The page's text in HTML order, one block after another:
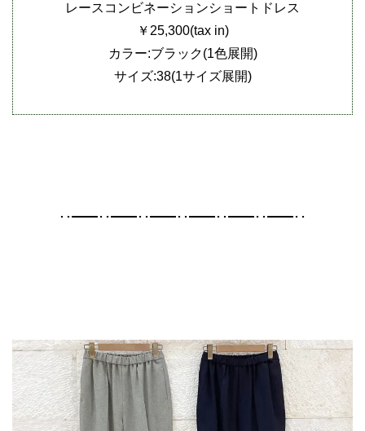
レースコンビネーションショートドレス
￥25,300(tax in)
カラー:ブラック(1色展開)
サイズ:38(1サイズ展開)
･･━━･･━━･･━━･･━━･･━━･･━━･･